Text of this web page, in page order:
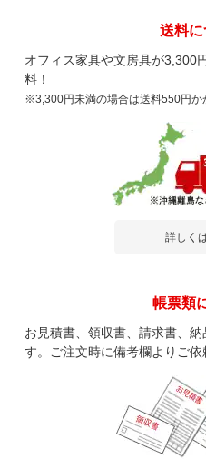
送料
オフィス家具や文房具が3,300
料！
※3,300円未満の場合は送料550円か
詳しく
帳票類
お見積書、領収書、請求書、
す。ご注文時に備考欄よりご依